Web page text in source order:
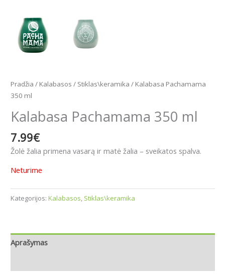
Pradžia / Kalabasos / Stiklas\keramika / Kalabasa Pachamama
350 ml
Kalabasa Pachamama 350 ml
7.99€
Žolė žalia primena vasarą ir matė žalia – sveikatos spalva.
Neturime
Kategorijos: Kalabasos, Stiklas\keramika
Aprašymas